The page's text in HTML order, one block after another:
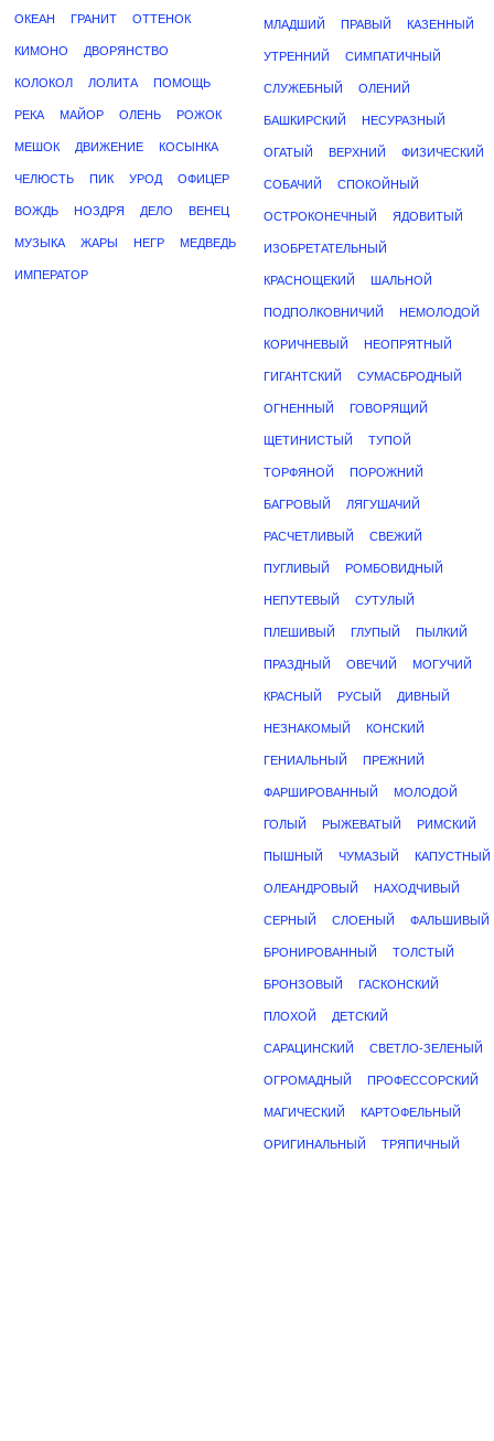
ОКЕАН ГРАНИТ ОТТЕНОК
КИМОНО ДВОРЯНСТВО
КОЛОКОЛ ЛОЛИТА ПОМОЩЬ
РЕКА МАЙОР ОЛЕНЬ РОЖОК
МЕШОК ДВИЖЕНИЕ КОСЫНКА
ЧЕЛЮСТЬ ПИК УРОД ОФИЦЕР
ВОЖДЬ НОЗДРЯ ДЕЛО ВЕНЕЦ
МУЗЫКА ЖАРЫ НЕГР МЕДВЕДЬ
ИМПЕРАТОР
МЛАДШИЙ ПРАВЫЙ КАЗЕННЫЙ
УТРЕННИЙ СИМПАТИЧНЫЙ
СЛУЖЕБНЫЙ ОЛЕНИЙ
БАШКИРСКИЙ НЕСУРАЗНЫЙ
ОГАТЫЙ ВЕРХНИЙ ФИЗИЧЕСКИЙ
СОБАЧИЙ СПОКОЙНЫЙ
ОСТРОКОНЕЧНЫЙ ЯДОВИТЫЙ
ИЗОБРЕТАТЕЛЬНЫЙ
КРАСНОЩЕКИЙ ШАЛЬНОЙ
ПОДПОЛКОВНИЧИЙ НЕМОЛОДОЙ
КОРИЧНЕВЫЙ НЕОПРЯТНЫЙ
ГИГАНТСКИЙ СУМАСБРОДНЫЙ
ОГНЕННЫЙ ГОВОРЯЩИЙ
ЩЕТИНИСТЫЙ ТУПОЙ
ТОРФЯНОЙ ПОРОЖНИЙ
БАГРОВЫЙ ЛЯГУШАЧИЙ
РАСЧЕТЛИВЫЙ СВЕЖИЙ
ПУГЛИВЫЙ РОМБОВИДНЫЙ
НЕПУТЕВЫЙ СУТУЛЫЙ
ПЛЕШИВЫЙ ГЛУПЫЙ ПЫЛКИЙ
ПРАЗДНЫЙ ОВЕЧИЙ МОГУЧИЙ
КРАСНЫЙ РУСЫЙ ДИВНЫЙ
НЕЗНАКОМЫЙ КОНСКИЙ
ГЕНИАЛЬНЫЙ ПРЕЖНИЙ
ФАРШИРОВАННЫЙ МОЛОДОЙ
ГОЛЫЙ РЫЖЕВАТЫЙ РИМСКИЙ
ПЫШНЫЙ ЧУМАЗЫЙ КАПУСТНЫЙ
ОЛЕАНДРОВЫЙ НАХОДЧИВЫЙ
СЕРНЫЙ СЛОЕНЫЙ ФАЛЬШИВЫЙ
БРОНИРОВАННЫЙ ТОЛСТЫЙ
БРОНЗОВЫЙ ГАСКОНСКИЙ
ПЛОХОЙ ДЕТСКИЙ
САРАЦИНСКИЙ СВЕТЛО-ЗЕЛЕНЫЙ
ОГРОМАДНЫЙ ПРОФЕССОРСКИЙ
МАГИЧЕСКИЙ КАРТОФЕЛЬНЫЙ
ОРИГИНАЛЬНЫЙ ТРЯПИЧНЫЙ